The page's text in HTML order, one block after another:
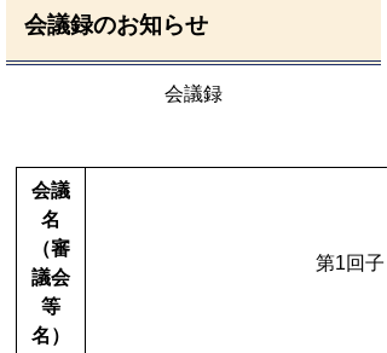
会議録のお知らせ
会議録
会議
名
（審
議会
等
名）
第1回子